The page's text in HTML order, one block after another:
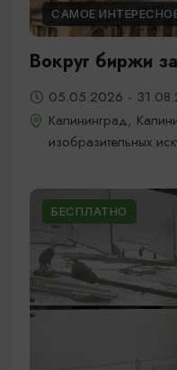
САМОЕ
Вокруг биржи
05.05.2026 -
Калининград,
изобразительных
БЕСПЛАТНО